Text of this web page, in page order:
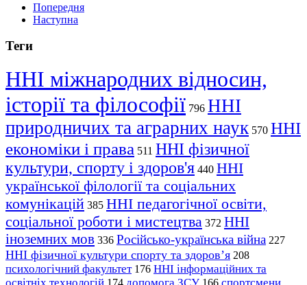
Попередня
Наступна
Теги
ННІ міжнародних відносин,
історії та філософії 796 ННІ
природничих та аграрних наук 570 ННІ
економіки і права 511 ННІ фізичної
культури, спорту і здоров'я 440 ННІ
української філології та соціальних
комунікацій 385 ННІ педагогічної освіти,
соціальної роботи і мистецтва 372 ННІ
іноземних мов 336 Російсько-українська війна 227
ННІ фізичної культури спорту та здоров’я 208
психологічний факультет 176 ННІ інформаційних та
174 166